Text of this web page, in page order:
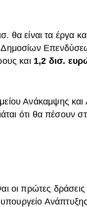
θα είναι τα έργα
Δημοσίων
και 1,2 δισ.
Ανάκαμψης και
ότι θα πέσουν
πρώτες δράσεις